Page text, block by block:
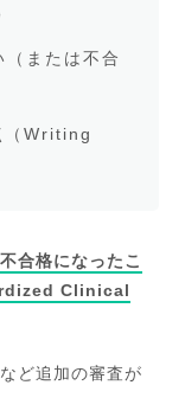
または不合
（Writing
合格になったこ
Clinical
ど追加の審査が